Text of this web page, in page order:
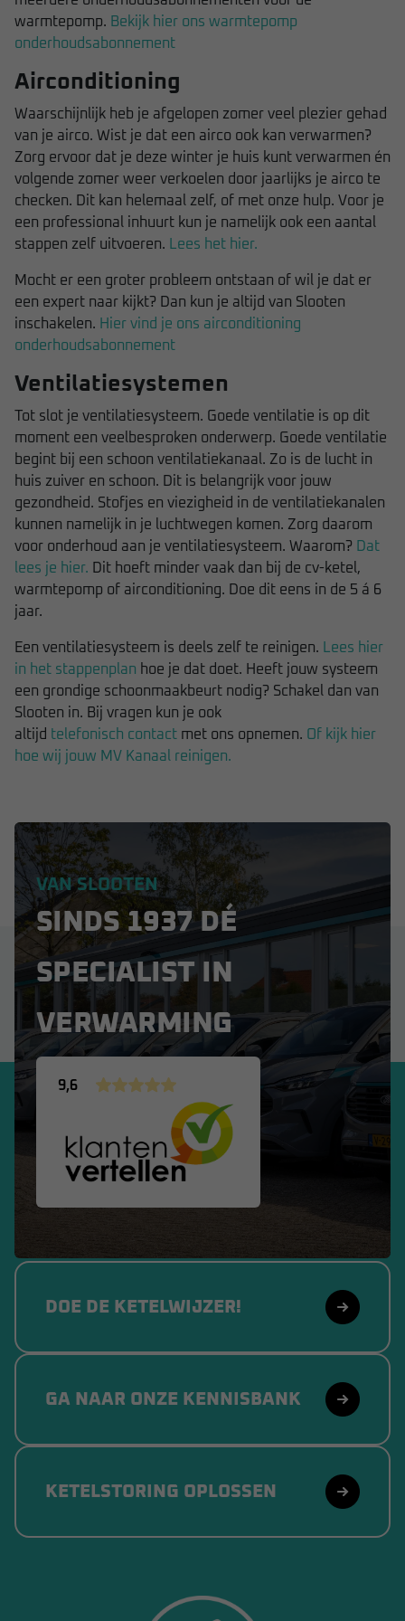
warmtepomp. Bekijk hier ons warmtepomp
onderhoudsabonnement
Airconditioning
Waarschijnlijk heb je afgelopen zomer veel plezier gehad
van je airco. Wist je dat een airco ook kan verwarmen?
Zorg ervoor dat je deze winter je huis kunt verwarmen én
volgende zomer weer verkoelen door jaarlijks je airco te
checken. Dit kan helemaal zelf, of met onze hulp. Voor je
een professional inhuurt kun je namelijk ook een aantal
stappen zelf uitvoeren.
Lees het hier.
Mocht er een groter probleem ontstaan of wil je dat er
een expert naar kijkt? Dan kun je altijd van Slooten
inschakelen. Hier vind je ons airconditioning
onderhoudsabonnement
Ventilatiesystemen
Tot slot je ventilatiesysteem. Goede ventilatie is op dit
moment een veelbesproken onderwerp. Goede ventilatie
begint bij een schoon ventilatiekanaal. Zo is de lucht in
huis zuiver en schoon. Dit is belangrijk voor jouw
gezondheid. Stofjes en viezigheid in de ventilatiekanalen
kunnen namelijk in je luchtwegen komen. Zorg daarom
voor onderhoud aan je ventilatiesysteem. Waarom? Dat
lees je hier. Dit hoeft minder vaak dan bij de cv-ketel,
warmtepomp of airconditioning. Doe dit eens in de 5 á 6
jaar.
Een ventilatiesysteem is deels zelf te reinigen.
Lees hier
in het stappenplan hoe je dat doet. Heeft jouw systeem
een grondige schoonmaakbeurt nodig? Schakel dan van
Slooten in. Bij vragen kun je ook
altijd telefonisch contact met ons opnemen. Of kijk hier
hoe wij jouw MV Kanaal reinigen.
VAN SLOOTEN
SINDS 1937 DÉ
SPECIALIST IN
VERWARMING
9,6
DOE DE KETELWIJZER!
GA NAAR ONZE KENNISBANK
KETELSTORING OPLOSSEN